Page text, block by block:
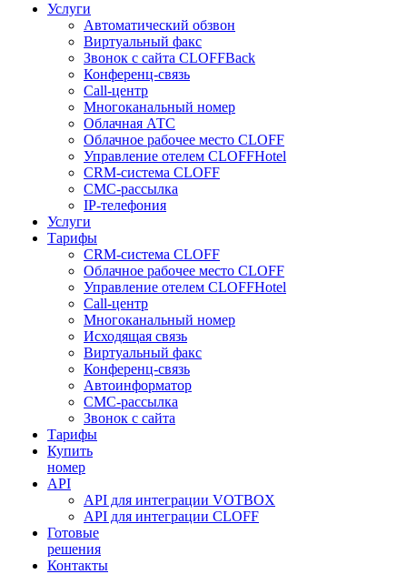
Услуги
Автоматический обзвон
Виртуальный факс
Звонок с сайта CLOFFBack
Конференц-связь
Call-центр
Многоканальный номер
Облачная АТС
Облачное рабочее место CLOFF
Управление отелем CLOFFHotel
CRM-система CLOFF
СМС-рассылка
IP-телефония
Услуги
Тарифы
CRM-система CLOFF
Облачное рабочее место CLOFF
Управление отелем CLOFFHotel
Call-центр
Многоканальный номер
Исходящая связь
Виртуальный факс
Конференц-связь
Автоинформатор
СМС-рассылка
Звонок с сайта
Тарифы
Купить
номер
API
API для интеграции VOTBOX
API для интеграции CLOFF
Готовые
решения
Контакты